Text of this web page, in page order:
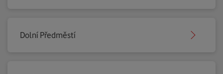
Dolní Předměstí